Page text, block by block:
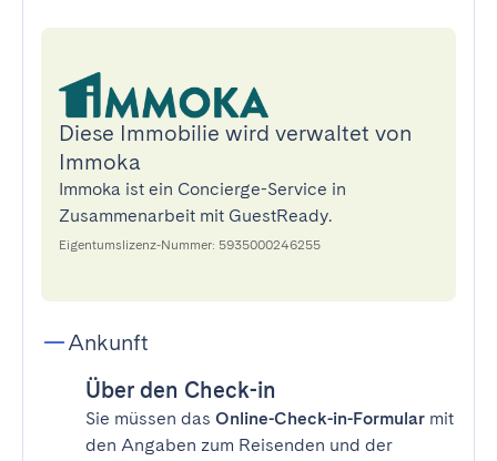
Diese Immobilie wird verwaltet von
Immoka
Immoka ist ein Concierge-Service in
Zusammenarbeit mit GuestReady.
Eigentumslizenz-Nummer: 5935000246255
Ankunft
Über den Check-in
Sie müssen das Online-Check-in-Formular mit
den Angaben zum Reisenden und der